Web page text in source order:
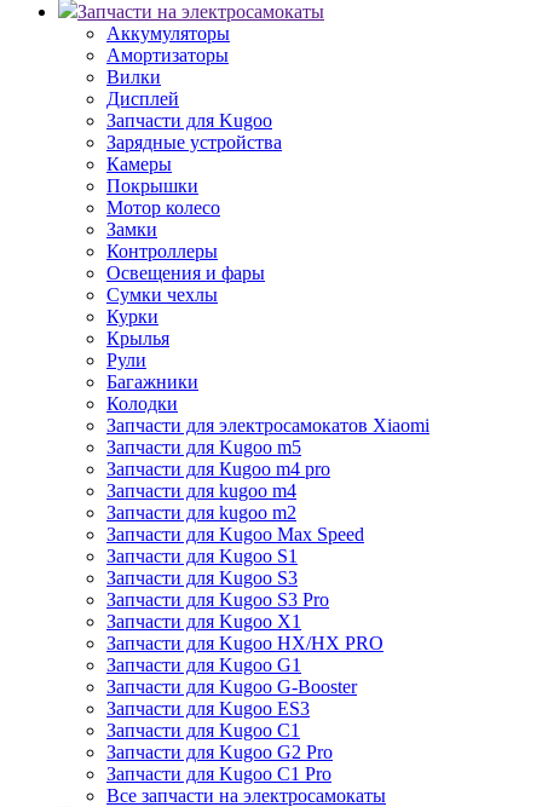
Запчасти на электросамокаты
Аккумуляторы
Амортизаторы
Вилки
Дисплей
Запчасти для Kugoo
Зарядные устройства
Камеры
Покрышки
Мотор колесо
Замки
Контроллеры
Освещения и фары
Сумки чехлы
Курки
Крылья
Рули
Багажники
Колодки
Запчасти для электросамокатов Xiaomi
Запчасти для Kugoo m5
Запчасти для Кugoo m4 pro
Запчасти для kugoo m4
Запчасти для kugoo m2
Запчасти для Kugoo Max Speed
Запчасти для Kugoo S1
Запчасти для Kugoo S3
Запчасти для Kugoo S3 Pro
Запчасти для Kugoo X1
Запчасти для Kugoo HX/HX PRO
Запчасти для Kugoo G1
Запчасти для Kugoo G-Booster
Запчасти для Kugoo ES3
Запчасти для Kugoo C1
Запчасти для Kugoo G2 Pro
Запчасти для Kugoo C1 Pro
Все запчасти на электросамокаты